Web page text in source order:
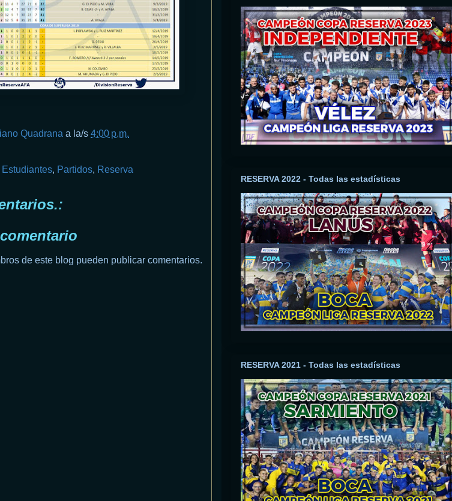
Quadrana a la/s 4:00 p.m.
Estudiantes, Partidos, Reserva
de este blog pueden publicar comentarios.
RESERVA 2022 - Todas las estadísticas
RESERVA 2021 - Todas las estadísticas